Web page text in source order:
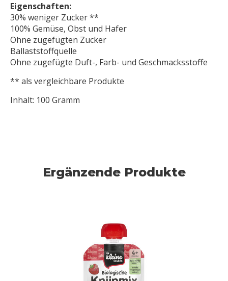
Eigenschaften:
30% weniger Zucker **
100% Gemüse, Obst und Hafer
Ohne zugefügten Zucker
Ballaststoffquelle
Ohne zugefügte Duft-, Farb- und Geschmacksstoffe
** als vergleichbare Produkte
Inhalt: 100 Gramm
Ergänzende Produkte